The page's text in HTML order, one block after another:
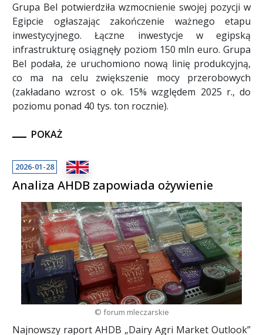
Grupa Bel potwierdziła wzmocnienie swojej pozycji w
Egipcie ogłaszając zakończenie ważnego etapu
inwestycyjnego. Łączne inwestycje w egipską
infrastrukturę osiągnęły poziom 150 mln euro. Grupa
Bel podała, że uruchomiono nową linię produkcyjną,
co ma na celu zwiększenie mocy przerobowych
(zakładano wzrost o ok. 15% względem 2025 r., do
poziomu ponad 40 tys. ton rocznie).
POKAŻ
2026-01-28
Analiza AHDB zapowiada ożywienie
© forum mleczarskie
Najnowszy raport AHDB „Dairy Agri Market Outlook”